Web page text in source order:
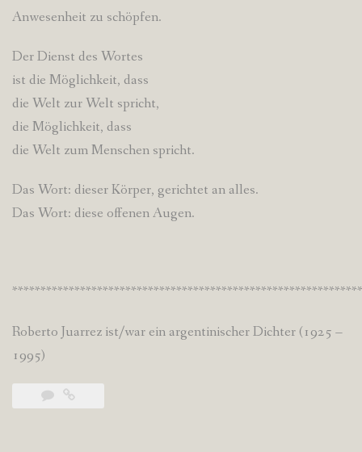
Anwesenheit zu schöpfen.
Der Dienst des Wortes
ist die Möglichkeit, dass
die Welt zur Welt spricht,
die Möglichkeit, dass
die Welt zum Menschen spricht.
Das Wort: dieser Körper, gerichtet an alles.
Das Wort: diese offenen Augen.
Roberto Juarrez ist/war ein argentinischer Dichter (1925 –
1995)